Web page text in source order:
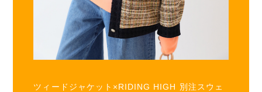
ツィードジャケット×RIDING HIGH 別注スウェ